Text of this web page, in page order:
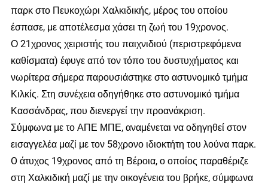
παρκ στο Πευκοχώρι Χαλκιδικής, μέρος του οποίου
έσπασε, με αποτέλεσμα χάσει τη ζωή του 19χρονος.
Ο 21χρονος χειριστής του παιχνιδιού (περιστρεφόμενα
καθίσματα) έφυγε από τον τόπο του δυστυχήματος και
νωρίτερα σήμερα παρουσιάστηκε στο αστυνομικό τμήμα
Κιλκίς. Στη συνέχεια οδηγήθηκε στο αστυνομικό τμήμα
Κασσάνδρας, που διενεργεί την προανάκριση.
Σύμφωνα με το ΑΠΕ ΜΠΕ, αναμένεται να οδηγηθεί στον
εισαγγελέα μαζί με τον 58χρονο ιδιοκτήτη του λούνα παρκ.
O άτυχος 19χρονος από τη Βέροια, ο οποίος παραθέριζε
στη Χαλκιδική μαζί με την οικογένεια του βρήκε, σύμφωνα